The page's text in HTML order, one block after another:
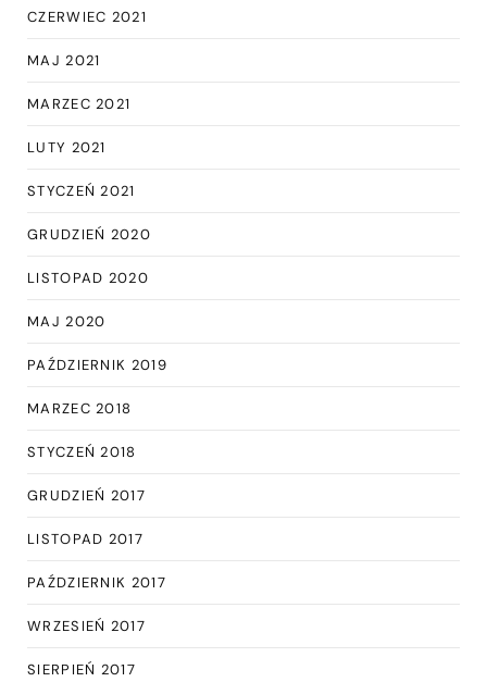
CZERWIEC 2021
MAJ 2021
MARZEC 2021
LUTY 2021
STYCZEŃ 2021
GRUDZIEŃ 2020
LISTOPAD 2020
MAJ 2020
PAŹDZIERNIK 2019
MARZEC 2018
STYCZEŃ 2018
GRUDZIEŃ 2017
LISTOPAD 2017
PAŹDZIERNIK 2017
WRZESIEŃ 2017
SIERPIEŃ 2017